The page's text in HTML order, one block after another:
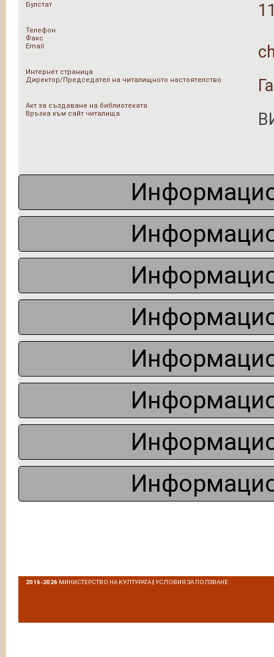
Булстат
Телефон
Факс
Email
Интернет страница
Директор/Председател на читалищното настоятелство
Акт за създаване на библиотеката
Връзка към сайт читалища
2016-2026 МИНИСТЕРСТВО НА КУЛТУРАТА|УСЛОВИЯ ЗА ПОЛЗВАНЕ